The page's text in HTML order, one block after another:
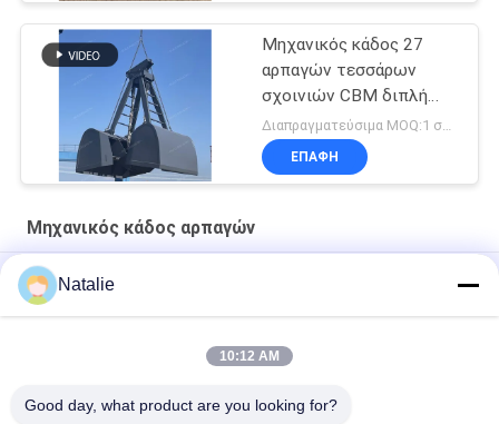
Μηχανικός κάδος 27
αρπαγών τεσσάρων
σχοινιών CBM διπλή
αρπαγή Clamshell νυχιώνΔιαπραγματεύσιμα MOQ:1 σύνολο
ΕΠΑΦΉ
Μηχανικός κάδος αρπαγών
Εκβαθύνοντας υδραυλική αρπαγή Clamshell
6 CBM μηχανικός κάδος αρπαγών
3 κυβικοί μετρητές του μηχανικού κάδου αρπαγών διπλός-
Natalie
10:12 AM
Good day, what product are you looking for?